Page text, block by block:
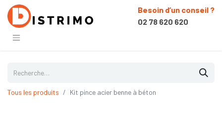
Besoin d’un conseil ?
02 78 620 620
Tous les produits Kit pince acier benne à béton